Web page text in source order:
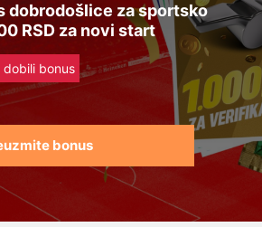
dobrodošlice za sportsko
RSD za novi start
dobili bonus
bonus